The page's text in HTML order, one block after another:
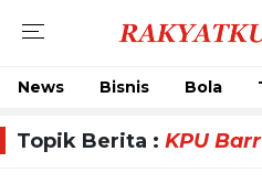
News Bisnis Bola
Topik Berita : KPU